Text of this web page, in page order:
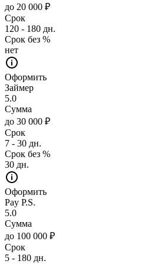
до 20 000 ₽
Срок
120 - 180 дн.
Срок без %
нет
Оформить
Займер
5.0
Сумма
до 30 000 ₽
Срок
7 - 30 дн.
Срок без %
30 дн.
Оформить
Pay P.S.
5.0
Сумма
до 100 000 ₽
Срок
5 - 180 дн.